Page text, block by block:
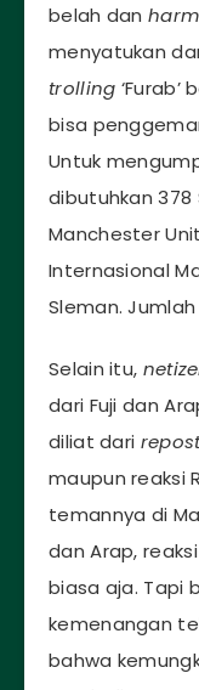
belah dan
menyatukan
trolling
bisa
Untuk
dibutuhkan 378
Manchester
Internasional
Sleman.
Selain itu,
dari Fuji dan
diliat dari
maupun reaksi
temannya di
dan Arap,
biasa aja. Tapi
kemenangan
bahwa